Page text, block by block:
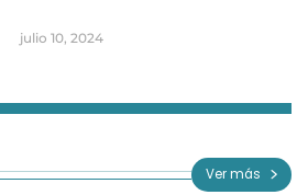
julio 10, 2024
Ver más